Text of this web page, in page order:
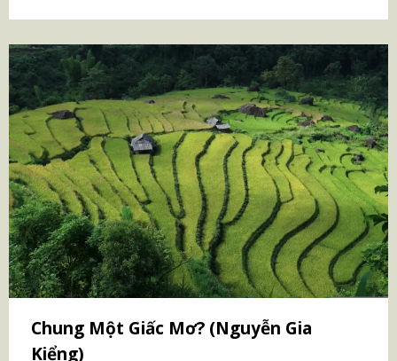
Chung Một Giấc Mơ? (Nguyễn Gia
Kiểng)